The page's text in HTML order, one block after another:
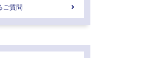
ご質問